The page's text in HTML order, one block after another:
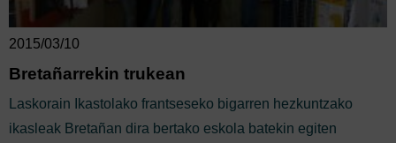
2015/03/10
Bretañarrekin trukean
Laskorain Ikastolako frantseseko bigarren hezkuntzako
ikasleak Bretañan dira bertako eskola batekin egiten